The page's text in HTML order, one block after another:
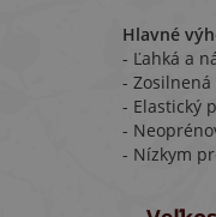
Hlavné
- Ľahká a
-
- Elastický
-
- Nízkym